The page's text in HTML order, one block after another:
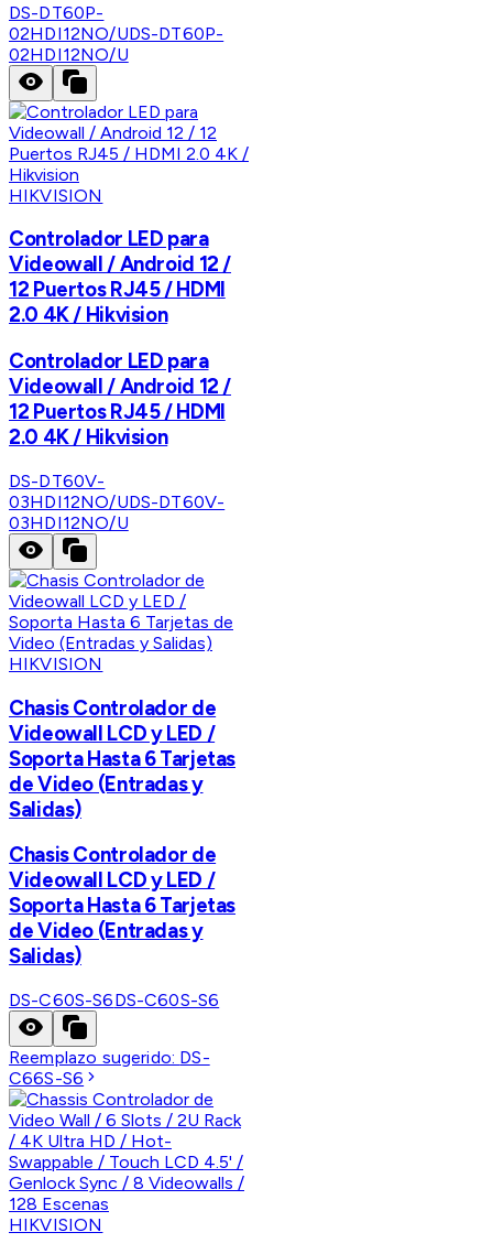
DS-DT60P-
02HDI12NO/UDS-DT60P-
02HDI12NO/U
HIKVISION
Controlador LED para
Videowall / Android 12 /
12 Puertos RJ45 / HDMI
2.0 4K / Hikvision
Controlador LED para
Videowall / Android 12 /
12 Puertos RJ45 / HDMI
2.0 4K / Hikvision
DS-DT60V-
03HDI12NO/UDS-DT60V-
03HDI12NO/U
HIKVISION
Chasis Controlador de
Videowall LCD y LED /
Soporta Hasta 6 Tarjetas
de Video (Entradas y
Salidas)
Chasis Controlador de
Videowall LCD y LED /
Soporta Hasta 6 Tarjetas
de Video (Entradas y
Salidas)
DS-C60S-S6DS-C60S-S6
Reemplazo sugerido: DS-
C66S-S6
HIKVISION